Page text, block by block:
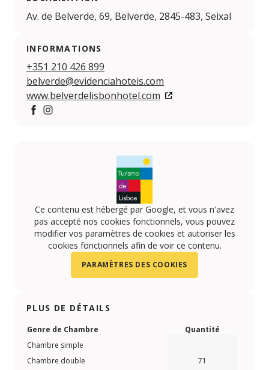
Av. de Belverde, 69, Belverde, 2845-483, Seixal
INFORMATIONS
+351 210 426 899
belverde@evidenciahoteis.com
www.belverdelisbonhotel.com
Ce contenu est hébergé par Google, et vous n'avez
pas accepté nos cookies fonctionnels, vous pouvez
modifier vos paramètres de cookies et autoriser les
cookies fonctionnels afin de voir ce contenu.
PARAMÈTRES DES COOKIES
PLUS DE DÉTAILS
Genre de Chambre
Quantité
Chambre simple
Chambre double
71